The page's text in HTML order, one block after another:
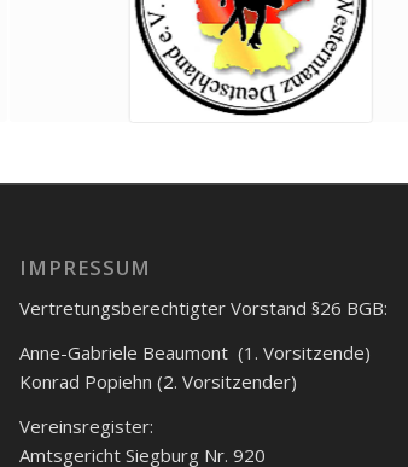
IMPRESSUM
Vertretungsberechtigter Vorstand §26 BGB:
Anne-Gabriele Beaumont (1. Vorsitzende)
Konrad Popiehn (2. Vorsitzender)
Vereinsregister:
Amtsgericht Siegburg Nr. 920